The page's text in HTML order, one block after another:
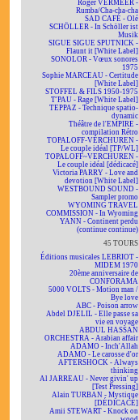
Roger VERMEER -
Rumba/Cha-cha-cha
SAD CAFÉ - Olé
SCHÖLLER - In Schöller ist
Musik
SIGUE SIGUE SPUTNICK -
Flaunt it [White Label]
SONOLOR - Vœux sonores
1975
Sophie MARCEAU - Certitude
[White Label]
STOFFEL & FILS 1950-1975
T'PAU - Rage [White Label]
TEPPAZ - Technique spatio-
dynamic
Théâtre de l'EMPIRE -
compilation Rétro
TOPALOFF-VERCHUREN -
Le couple idéal [TP/WL]
TOPALOFF~VERCHUREN -
Le couple idéal [dédicacé]
Victoria PARRY - Love and
devotion [White Label]
WESTBOUND SOUND -
Sampler promo
WYOMING TRAVEL
COMMISSION - In Wyoming
YANN - Continent perdu
(continue continue)
45 TOURS
Éditions musicales LEBRIOT -
MIDEM 1970
20ème anniversaire de
CONFORAMA
5000 VOLTS - Motion man /
Bye love
ABC - Poison arrow
Abdel DJELIL - Elle passe sa
vie en voyage
ABDUL HASSAN
ORCHESTRA - Arabian affair
ADAMO - Inch'Allah
ADAMO - Le carosse d'or
AFTERSHOCK - Always
thinking
Al JARREAU - Never givin' up
[Test Pressing]
Alain TURBAN - Mystique
[DÉDICACÉ]
Amii STEWART - Knock on